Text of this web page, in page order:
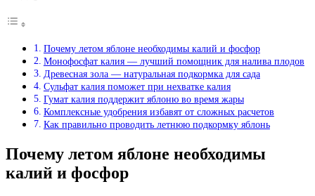
Почему летом яблоне необходимы калий и фосфор
Монофосфат калия — лучший помощник для налива плодов
Древесная зола — натуральная подкормка для сада
Сульфат калия поможет при нехватке калия
Гумат калия поддержит яблоню во время жары
Комплексные удобрения избавят от сложных расчетов
Как правильно проводить летнюю подкормку яблонь
Почему летом яблоне необходимы
калий и фосфор